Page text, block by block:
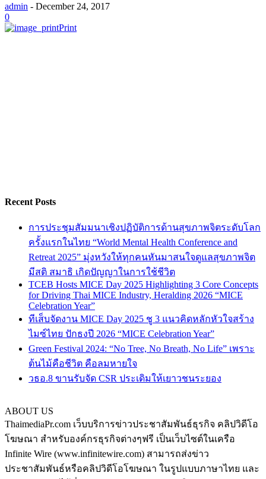
admin - December 24, 2017
0
Print
Recent Posts
การประชุมสัมมนาเชิงปฏิบัติการด้านสุขภาพจิตระดับโลก
ครั้งแรกในไทย “World Mental Health Conference and
Retreat 2025” มุ่งหวังให้ทุกคนหันมาสนใจดูแลสุขภาพจิต
มีสติ สมาธิ เกิดปัญญาในการใช้ชีวิต
TCEB Hosts MICE Day 2025 Highlighting 3 Core Concepts
for Driving Thai MICE Industry, Heralding 2026 “MICE
Celebration Year”
ทีเส็บจัดงาน MICE Day 2025 ชู 3 แนวคิดหลักหัวใจสร้าง
ไมซ์ไทย ปักธงปี 2026 “MICE Celebration Year”
Green Festival 2024: “No Tree, No Breath, No Life” เพราะ
ต้นไม้คือชีวิต คือลมหายใจ
วธอ.8 ขานรับจัด CSR ประเดิมให้เยาวชนระยอง
ABOUT US
ThaimediaPr.com เว็บบริการข่าวประชาสัมพันธ์ธุรกิจ คลิปวิดีโอ
โฆษณา สำหรับองค์กรธุรกิจต่างๆฟรี เป็นเว็บไซต์ในเครือ
Infinite Wire (www.infinitewire.com) สามารถส่งข่าว
ประชาสัมพันธ์หรือคลิปวิดีโอโฆษณา ในรูปแบบภาษาไทย และ